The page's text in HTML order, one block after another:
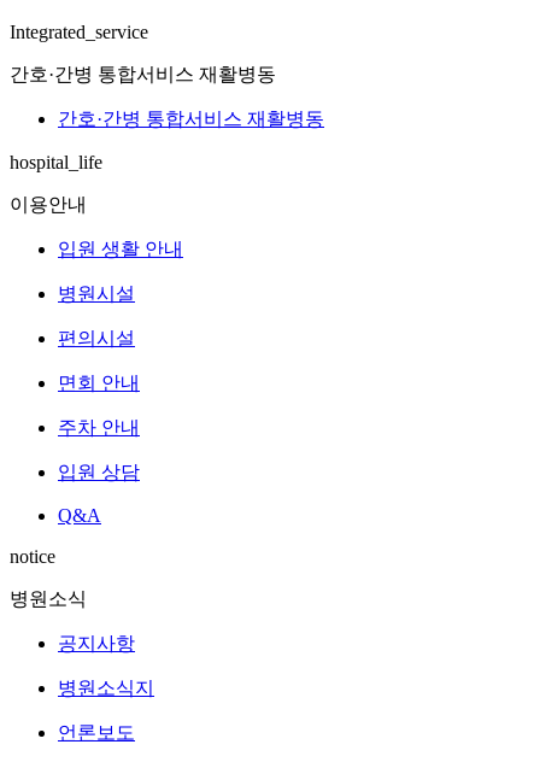
Integrated_service
간호·간병 통합서비스 재활병동
간호·간병 통합서비스 재활병동
hospital_life
이용안내
입원 생활 안내
병원시설
편의시설
면회 안내
주차 안내
입원 상담
Q&A
notice
병원소식
공지사항
병원소식지
언론보도